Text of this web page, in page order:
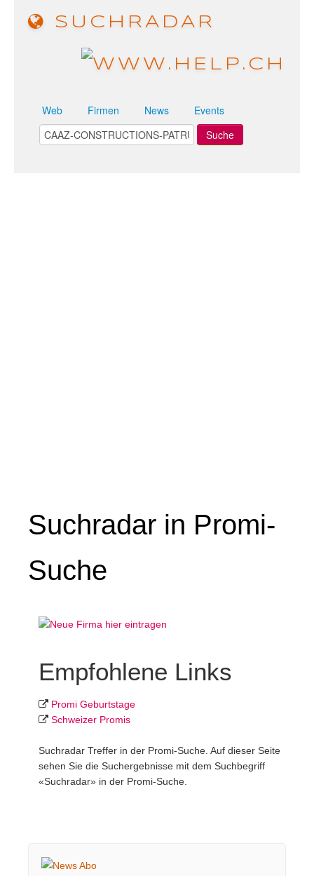
SUCHRADAR
Web Firmen News Events
Suchradar in Promi-
Suche
Empfohlene Links
Promi Geburtstage
Schweizer Promis
Suchradar Treffer in der Promi-Suche. Auf dieser Seite
sehen Sie die Suchergebnisse mit dem Suchbegriff
«Suchradar» in der Promi-Suche.